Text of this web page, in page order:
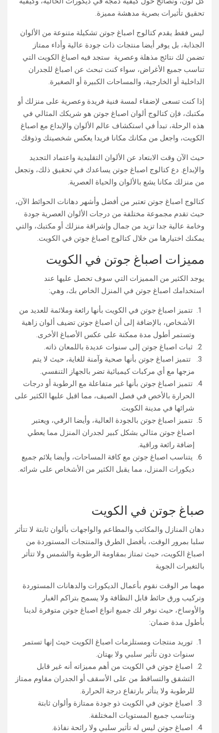
تحقيق تأثيرات بصرية مدهشة مميزة.
ليس فقط يقدم كتالوج اصباغ جوتن تشكيلة متنوعة من الألوان
الجذابة، بل يوفر أيضا منتجات ذات جودة عالية وأداء ممتاز
تضمن لك نتائج مذهلة وعصرية ستجد فيه اصباغ الكويت التي
تناسب جميع الأغراض، سواء كنت تبحث عن اصباغ للجدران
الداخلية أو الخارجية، والمساحات الكبيرة أو الصغيرة.
إذا كنت تسعى لإضفاء لمسة فنية فريدة وعصرية على منزلك أو
مكتبك، فإن كتالوج ألوان اصباغ جوتن هو شريكك المثالي في
هذه الرحلة، تبدأ في استكشاف عالم الألوان والإبداع مع اصباغ
الكويت، واجعل من مكانك مكانا فريدا يعكس شخصيتك وذوقك
حيث الآن وقت الابتعاد عن الألوان التقليدية واعتماد التجديد
والإبداع. دع كتالوج اصباغ جوتن يساعدك في تحقيق ذلك، وتجعل
من منزلك مكانا يشع بالألوان والحياة العصرية.
كتالوج اصباغ جوتن تعتبر من أفضل وأشهر دهانات الحوائط الآن،
حيث تقدم مجموعة مختلفة من درجات الألوان العصرية جودة
وخامة عالية جدا تزيد من جمال وإشراقة منزلك أو مكتبك، والتي
يمكنك اختيارها من خلال كتالوج اصباغ جوتن في الكويت.
مميزات اصباغ جوتن في الكويت
يوجد الكثير من المميزات التي سوف تحصل عليها عند
استخدامك اصباغ جوتن في المنزل الخاص بك، وهي:
تتميز اصباغ جوتن في الكويت بأنها رائعة وملائمة للعديد من
الأشخاص، بالإضافة إلى أن اصباغ جوتن تضيف ألوان زاهية
وتستمر أطول مدة ممكنة على عكس الأصباغ الأخرى.
ثبات اصباغ جوتن إلى سنوات عديدة باللمعان ذاته.
تتميز اصباغ جوتن بأنها صحية وآمنة للغاية، حيث لا يتم
مزجها مع أي مركبات كيميائية تضر بالجهاز التنفسي.
تتميز اصباغ جوتن بأنها غير متفاعلة مع الرطوبة أو درجات
الحرارة بالأخص في فصل الصيف، مما اقبل عليها الكثير على
شرائها في مدينة الكويت.
تتميز اصباغ جوتن بالجودة العالية، وأيضا الرقي، ويعتبر
اصباغ جوتن مثالي بشكل كبير لجدران المنزل مما يعطي
إضافة رائعة وراقية.
يتناسب اصباغ جوتن مع كافة المساحات، وأيضا يلائم جميع
ديكورات المنزل، مما يقبل الكثير من الأشخاص على شرائه.
صباغ جوتن في الكويت
دهان المنازل والمكاتب والمطاعم والواجهات بألوان ثابتة لا تتأثر
سلبا بمرور الوقت، بأفضل الطرق والمنتجات المستوردة من
اصباغ الكويت، حيث تمتاز بمقاومة الرطوبة والشمس ولا تتأثر
بالتغيرات الجوية
مهما مر الوقت نقوم بأعمال الديكورات والدهانات المستوردة
وتركيب ورق حائط قابل النظافة ولا يسمح بتراكم الغبار
والأوساخ، حيث نوفر لك جميع انواع اصباغ جوتن متوفرة لدينا
بأطول مدة ضمان:
توريد منتجات ومستلزمات اصباغ الكويت حيث إنها تستمر
سنوات دون تأثير سلبي ولا بهتان.
اصباغ جوتن في الكويت من أهم مميزاته أنه غير قابل
التشقق والتساقط من على الأسقف أو الجدران مقاوم ممتاز
للرطوبة ولا يتأثر بارتفاع درجة الحرارة.
اصباغ جوتن في الكويت ذو جودة ممتازة وألوان ثابتة
وتناسب جميع المستويات المختلفة.
اصباغ جوتن ليس له تأثير سلبي ولا رائحة نفاذة.